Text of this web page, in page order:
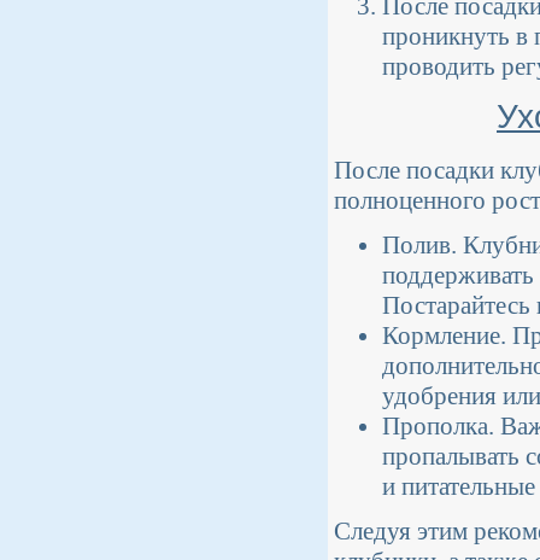
проникнуть в
проводить
После посадки
полноценного
Полив.
Кормление.
удобрения
Прополка.
пропалывать
и
Следуя этим